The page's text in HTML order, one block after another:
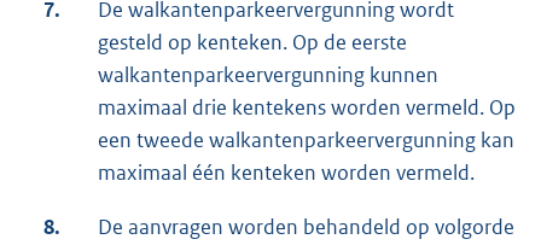
7.
De walkantenparkeervergunning wordt
gesteld op kenteken. Op de eerste
walkantenparkeervergunning kunnen
maximaal drie kentekens worden vermeld. Op
een tweede walkantenparkeervergunning kan
maximaal één kenteken worden vermeld.
8.
De aanvragen worden behandeld op volgorde